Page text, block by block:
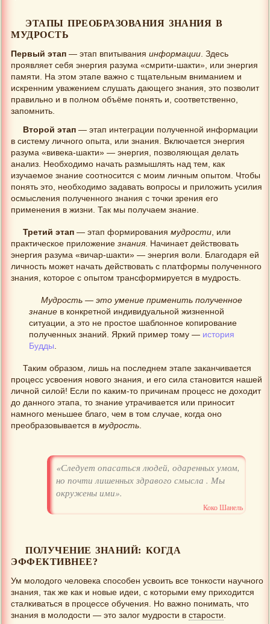
ЭТАПЫ ПРЕОБРАЗОВАНИЯ ЗНАНИЯ В
МУДРОСТЬ
Первый этап — этап впитывания информации . Здесь
проявляет себя энергия разума «смрити-шакти», или энергия
памяти. На этом этапе важно с тщательным вниманием и
искренним уважением слушать дающего знания, это позволит
правильно и в полном объёме понять и, соответственно,
запомнить.
Второй этап — этап интеграции полученной информации
в систему личного опыта, или знания. Включается энергия
разума «вивека-шакти» — энергия, позволяющая делать
анализ. Необходимо начать размышлять над тем, как
изучаемое знание соотносится с моим личным опытом. Чтобы
понять это, необходимо задавать вопросы и приложить усилия
осмысления полученного знания с точки зрения его
применения в жизни. Так мы получаем знание.
Третий этап — этап формированиямудрости , или
практическое приложение знания . Начинает действовать
энергия разума «вичар-шакти» — энергия воли. Благодаря ей
личность может начать действовать с платформы полученного
знания, которое с опытом трансформируется в мудрость.
Мудрость — это умение применить полученное
знание в конкретной индивидуальной жизненной
ситуации, а это не простое шаблонное копирование
полученных знаний. Яркий пример тому — история
Будды
Таким образом, лишь на последнем этапе заканчивается
процесс усвоения нового знания, и его сила становится нашей
личной силой! Если по каким-то причинам процесс не доходит
до данного этапа, то знание утрачивается или приносит
намного меньшее благо, чем в том случае, когда оно
преобразовывается в мудрость
«Следует опасаться людей, одаренных умом,
но почти лишенных здравого смысла . Мы
окружены ими».
Коко Шанель
ПОЛУЧЕНИЕ ЗНАНИЙ: КОГДА
ЭФФЕКТИВНЕЕ?
Ум молодого человека способен усвоить все тонкости научного
знания, так же как и новые идеи, с которыми ему приходится
сталкиваться в процессе обучения. Но важно понимать, что
знания в молодости — это залог мудрости в старости